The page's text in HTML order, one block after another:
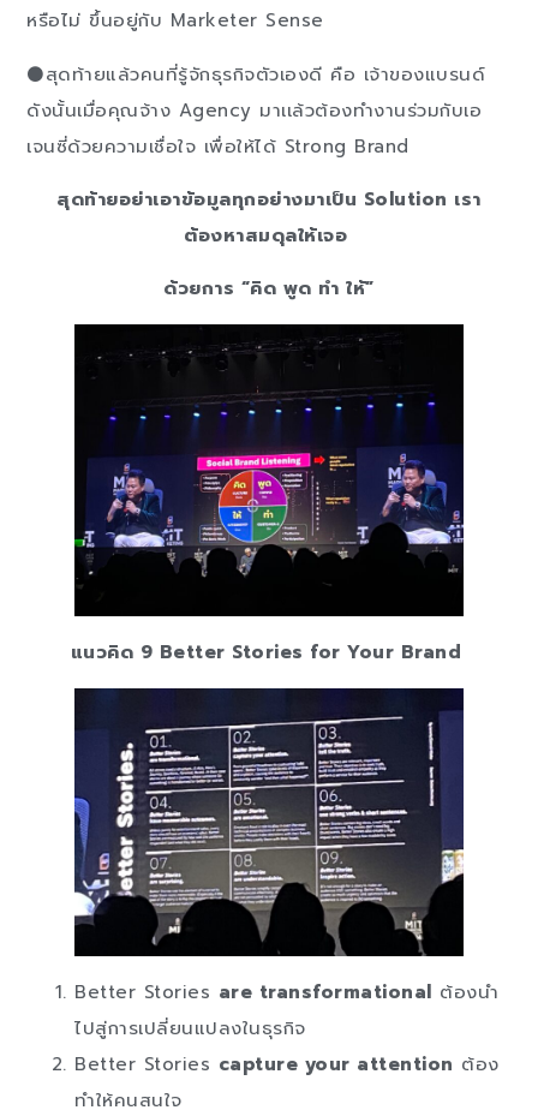
หรือไม่ ขึ้นอยู่กับ Marketer Sense
⚫สุดท้ายแล้วคนที่รู้จักธุรกิจตัวเองดี คือ เจ้าของแบรนด์
ดังนั้นเมื่อคุณจ้าง Agency มาเเล้วต้องทำงานร่วมกับเอ
เจนซี่ด้วยความเชื่อใจ เพื่อให้ได้ Strong Brand
สุดท้ายอย่าเอาข้อมูลทุกอย่างมาเป็น Solution เรา
ต้องหาสมดุลให้เจอ
ด้วยการ “คิด พูด ทำ ให้”
แนวคิด 9 Better Stories for Your Brand
Better Stories are transformational ต้องนำ
ไปสู่การเปลี่ยนแปลงในธุรกิจ
Better Stories capture your attention ต้อง
ทำให้คนสนใจ